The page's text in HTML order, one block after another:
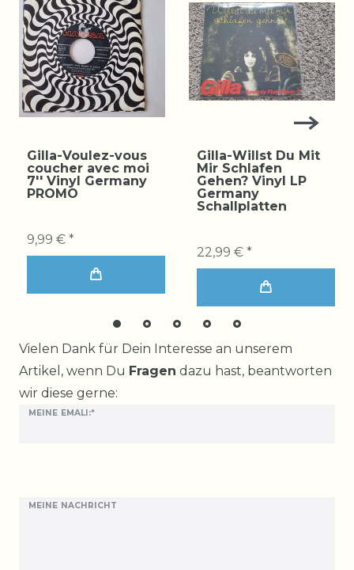
Gilla-Voulez-vous
coucher avec moi
7'' Vinyl Germany
PROMO
9,99 € *
Gilla-Willst Du Mit
Mir Schlafen
Gehen? Vinyl LP
Germany
Schallplatten
22,99 € *
Vielen Dank für Dein Interesse an unserem
Artikel, wenn Du Fragen dazu hast, beantworten
wir diese gerne:
MEINE EMALI:*
MEINE NACHRICHT
Ceres::Template.mailFormHoneypotLabel